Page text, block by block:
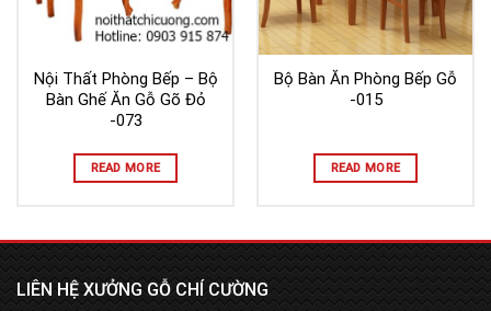
Nội Thất Phòng Bếp – Bộ
Bàn Ghế Ăn Gỗ Gõ Đỏ
-073
READ MORE
Bộ Bàn Ăn Phòng Bếp Gỗ
-015
READ MORE
LIÊN HỆ XƯỞNG GỖ CHÍ CƯỜNG